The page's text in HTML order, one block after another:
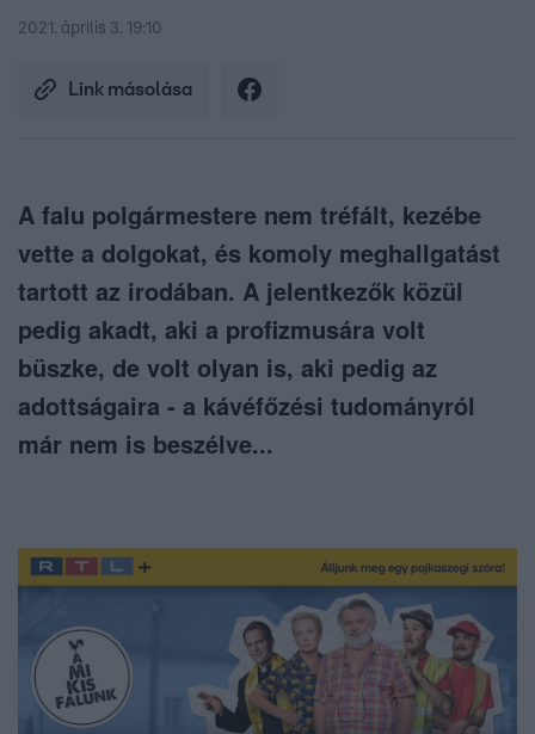
2021. április 3. 19:10
Link másolása
A falu polgármestere nem tréfált, kezébe
vette a dolgokat, és komoly meghallgatást
tartott az irodában. A jelentkezők közül
pedig akadt, aki a profizmusára volt
büszke, de volt olyan is, aki pedig az
adottságaira - a kávéfőzési tudományról
már nem is beszélve...